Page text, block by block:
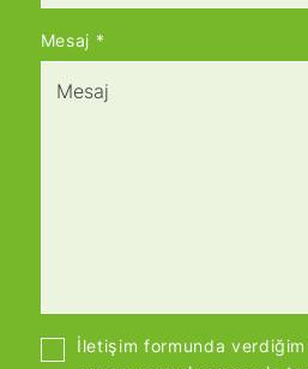
Mesaj *
İletişim formunda